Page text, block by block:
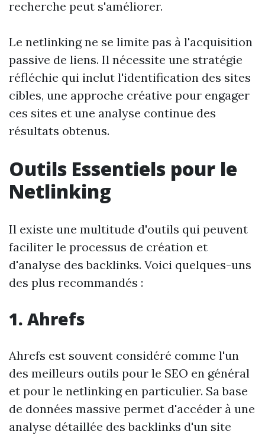
recherche peut s'améliorer.
Le netlinking ne se limite pas à l'acquisition
passive de liens. Il nécessite une stratégie
réfléchie qui inclut l'identification des sites
cibles, une approche créative pour engager
ces sites et une analyse continue des
résultats obtenus.
Outils Essentiels pour le
Netlinking
Il existe une multitude d'outils qui peuvent
faciliter le processus de création et
d'analyse des backlinks. Voici quelques-uns
des plus recommandés :
1. Ahrefs
Ahrefs est souvent considéré comme l'un
des meilleurs outils pour le SEO en général
et pour le netlinking en particulier. Sa base
de données massive permet d'accéder à une
analyse détaillée des backlinks d'un site